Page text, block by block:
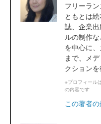
フリーラ
ともとは
誌、企業
ルの制作
を中心に
まで、メ
クションを
※プロフィール
の内容です
この著者